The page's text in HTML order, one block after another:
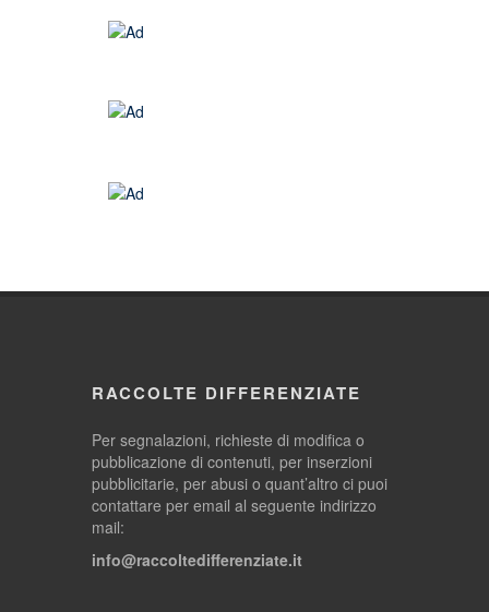
RACCOLTE DIFFERENZIATE
Per segnalazioni, richieste di modifica o
pubblicazione di contenuti, per inserzioni
pubblicitarie, per abusi o quant’altro ci puoi
contattare per email al seguente indirizzo
mail:
info@raccoltedifferenziate.it